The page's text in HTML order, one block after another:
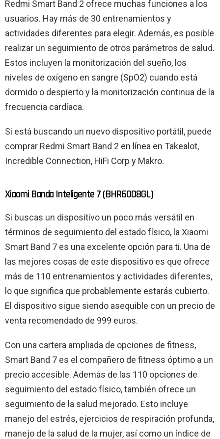
Redmi Smart Band 2 ofrece muchas funciones a los
usuarios. Hay más de 30 entrenamientos y
actividades diferentes para elegir. Además, es posible
realizar un seguimiento de otros parámetros de salud.
Estos incluyen la monitorización del sueño, los
niveles de oxígeno en sangre (SpO2) cuando está
dormido o despierto y la monitorización continua de la
frecuencia cardíaca.
Si está buscando un nuevo dispositivo portátil, puede
comprar Redmi Smart Band 2 en línea en Takealot,
Incredible Connection, HiFi Corp y Makro.
Xiaomi Banda Inteligente 7 (BHR6008GL)
Si buscas un dispositivo un poco más versátil en
términos de seguimiento del estado físico, la Xiaomi
Smart Band 7 es una excelente opción para ti. Una de
las mejores cosas de este dispositivo es que ofrece
más de 110 entrenamientos y actividades diferentes,
lo que significa que probablemente estarás cubierto.
El dispositivo sigue siendo asequible con un precio de
venta recomendado de 999 euros.
Con una cartera ampliada de opciones de fitness,
Smart Band 7 es el compañero de fitness óptimo a un
precio accesible. Además de las 110 opciones de
seguimiento del estado físico, también ofrece un
seguimiento de la salud mejorado. Esto incluye
manejo del estrés, ejercicios de respiración profunda,
manejo de la salud de la mujer, así como un índice de